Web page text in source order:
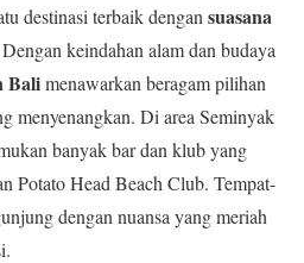
destinasi terbaik dengan suasana
keindahan alam dan budaya
Balimenawarkan beragam pilihan
menyenangkan. Di area Seminyak
banyak bar dan klub yang
Potato Head Beach Club. Tempat-
dengan nuansa yang meriah